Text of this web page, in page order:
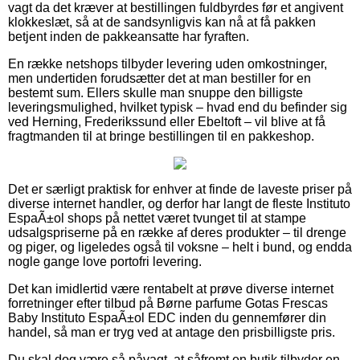
vagt da det kræver at bestillingen fuldbyrdes før et angivent
klokkeslæt, så at de sandsynligvis kan nå at få pakken
betjent inden de pakkeansatte har fyraften.
En række netshops tilbyder levering uden omkostninger,
men undertiden forudsætter det at man bestiller for en
bestemt sum. Ellers skulle man snuppe den billigste
leveringsmulighed, hvilket typisk – hvad end du befinder sig
ved Herning, Frederikssund eller Ebeltoft – vil blive at få
fragtmanden til at bringe bestillingen til en pakkeshop.
Det er særligt praktisk for enhver at finde de laveste priser på
diverse internet handler, og derfor har langt de fleste Instituto
EspaÃ±ol shops på nettet været tvunget til at stampe
udsalgspriserne på en række af deres produkter – til drenge
og piger, og ligeledes også til voksne – helt i bund, og endda
nogle gange love portofri levering.
Det kan imidlertid være rentabelt at prøve diverse internet
forretninger efter tilbud på Børne parfume Gotas Frescas
Baby Instituto EspaÃ±ol EDC inden du gennemfører din
handel, så man er tryg ved at antage den prisbilligste pris.